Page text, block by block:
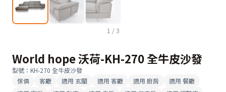
1 / 3
World hope 沃荷-KH-270 全牛皮沙發
型號 ： KH-270 全牛皮沙發
傢俱
客廳 適用 玄關 適用 客廳 適用 廚房 適用 餐廳